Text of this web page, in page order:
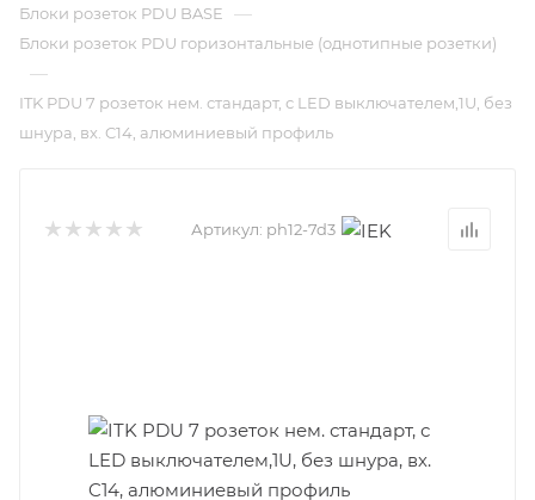
Блоки розеток PDU BASE —
Блоки розеток PDU горизонтальные (однотипные розетки)
—
ITK PDU 7 розеток нем. стандарт, с LED выключателем,1U, без
шнура, вх. C14, алюминиевый профиль
Артикул: ph12-7d3